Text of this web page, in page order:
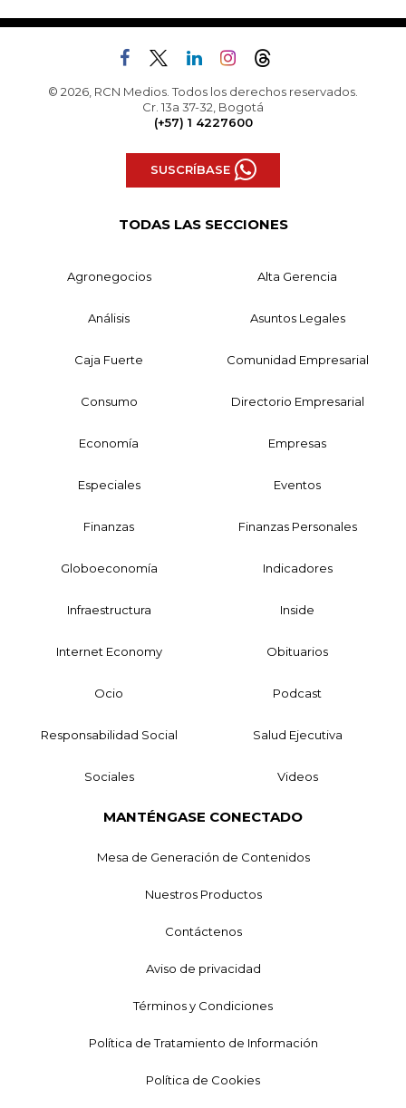
© 2026, RCN Medios. Todos los derechos reservados.
Cr. 13a 37-32, Bogotá
(+57) 1 4227600
SUSCRÍBASE
TODAS LAS SECCIONES
Agronegocios Alta Gerencia
Análisis Asuntos Legales
Caja Fuerte Comunidad Empresarial
Consumo Directorio Empresarial
Economía Empresas
Especiales Eventos
Finanzas Finanzas Personales
Globoeconomía Indicadores
Infraestructura Inside
Internet Economy Obituarios
Ocio Podcast
Responsabilidad Social Salud Ejecutiva
Sociales Videos
MANTÉNGASE CONECTADO
Mesa de Generación de Contenidos
Nuestros Productos
Contáctenos
Aviso de privacidad
Términos y Condiciones
Política de Tratamiento de Información
Política de Cookies